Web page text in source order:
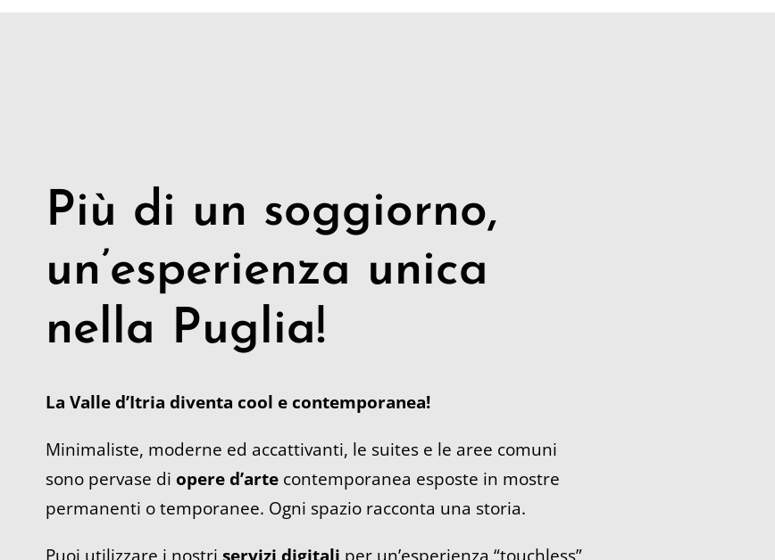
Più di un soggiorno,
un’esperienza unica
nella Puglia!
La Valle d’Itria diventa cool e contemporanea!
Minimaliste, moderne ed accattivanti, le suites e le aree comuni
sono pervase di opere d’artecontemporanea esposte in mostre
permanenti o temporanee. Ogni spazio racconta una storia.